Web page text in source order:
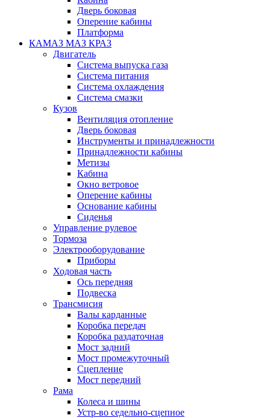
Дверь боковая
Оперение кабины
Платформа
КАМАЗ МАЗ КРАЗ
Двигатель
Система выпуска газа
Система питания
Система охлаждения
Система смазки
Кузов
Вентиляция отопление
Дверь боковая
Инструменты и принадлежности
Принадлежности кабины
Метизы
Кабина
Окно ветровое
Оперение кабины
Основание кабины
Сиденья
Управление рулевое
Тормоза
Электрооборудование
Приборы
Ходовая часть
Ось передняя
Подвеска
Трансмисия
Валы карданные
Коробка передач
Коробка раздаточная
Мост задний
Мост промежуточный
Сцепление
Мост передний
Рама
Колеса и шины
Устр-во седельно-сцепное